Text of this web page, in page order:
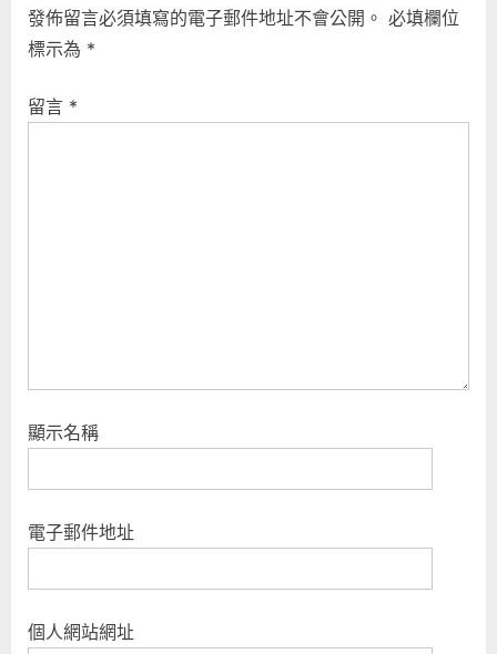
覽
o
u
P
P
t
發佈留言必須填寫的電子郵件地址不會公開。 必填欄位
標示為 *
留言 *
顯示名稱
電子郵件地址
個人網站網址